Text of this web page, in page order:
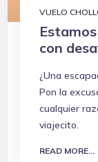
VUELO
con
¿Una
Pon la
cualquier
viajecito.
READ MORE...